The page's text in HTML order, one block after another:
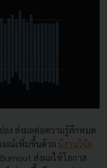
ง ส่งผลต่อความรู้สึกหมด
มณ์เพิ่มขึ้นด้วย มีงานวิจัย
ส่งผลให้โอกาส